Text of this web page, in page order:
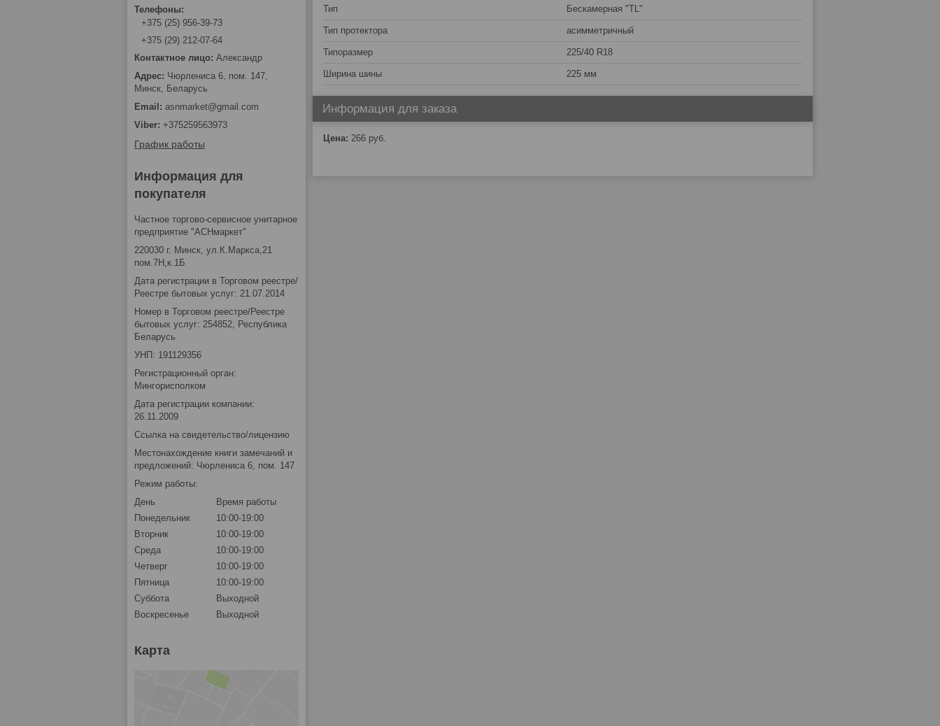
Тип Бескамерная "TL"
Тип протектора асимметричный
Типоразмер 225/40 R18
Ширина шины 225 мм
Информация для заказа
Цена: 266 руб.
+375 (25) 956-39-73
+375 (29) 212-07-64
Александр
Чюрлениса 6, пом. 147,
Минск, Беларусь
asnmarket@gmail.com
+375259563973
График работы
Информация для
покупателя
Частное торгово-сервисное унитарное
предприятие "АСНмаркет"
220030 г. Минск, ул.К.Маркса,21
пом.7Н,к.1Б
Дата регистрации в Торговом реестре/
Реестре бытовых услуг: 21.07.2014
Номер в Торговом реестре/Реестре
бытовых услуг: 254852, Республика
Беларусь
УНП: 191129356
Регистрационный орган:
Мингорисполком
Дата регистрации компании:
26.11.2009
Ссылка на свидетельство/лицензию
Местонахождение книги замечаний и
предложений: Чюрлениса 6, пом. 147
Режим работы:
День
Время работы
Понедельник
10:00-19:00
Вторник
10:00-19:00
Среда
10:00-19:00
Четверг
10:00-19:00
Пятница
10:00-19:00
Суббота
Выходной
Воскресенье
Выходной
Карта